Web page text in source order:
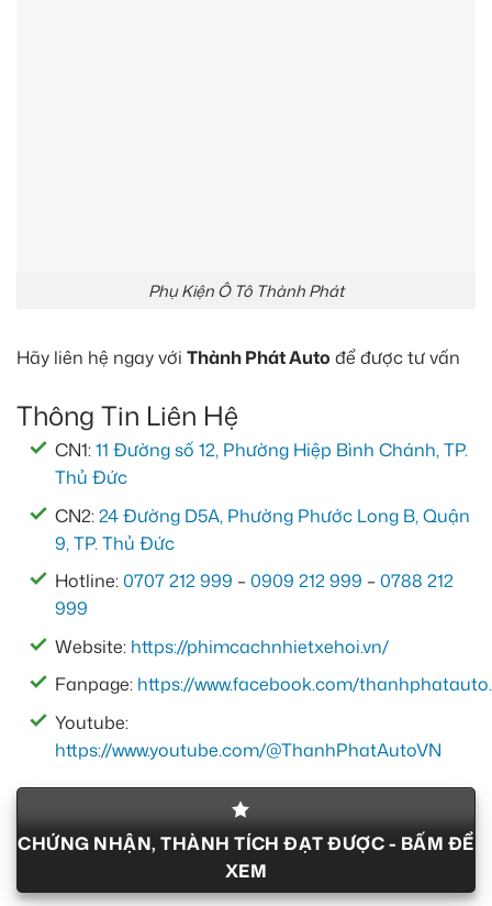
Phụ Kiện Ô Tô Thành Phát
Hãy liên hệ ngay với Thành Phát Auto để được tư vấn
Thông Tin Liên Hệ
CN1:11 Đường số 12, Phường Hiệp Bình Chánh, TP.
Thủ Đức
CN2:24 Đường D5A, Phường Phước Long B, Quận
9, TP. Thủ Đức
Hotline:0707 212 999 –0909 212 999 –0788 212
999
Website: https://phimcachnhietxehoi.vn/
Fanpage: https://www.facebook.com/
Youtube:
https://www.youtube.com/@ThanhPhatAutoVN
CHỨNG NHẬN, THÀNH TÍCH ĐẠT ĐƯỢC - BẤM ĐỂ
XEM